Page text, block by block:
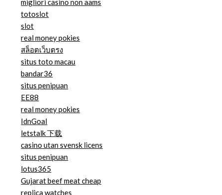
migliori casino non aams
totoslot
slot
real money pokies
สล็อตเว็บตรง
situs toto macau
bandar36
situs penipuan
EE88
real money pokies
IdnGoal
letstalk 下载
casino utan svensk licens
situs penipuan
lotus365
Gujarat beef meat cheap
replica watches